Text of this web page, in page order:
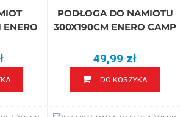
ENERO
PODŁOGA DO NAMIOTU
300X190CM ENERO CAMP
49,99 zł
DO KOSZYKA